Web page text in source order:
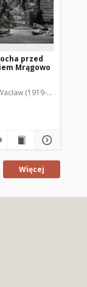
przed
Mrągowo
(1919-1983). Fot.
Więcej